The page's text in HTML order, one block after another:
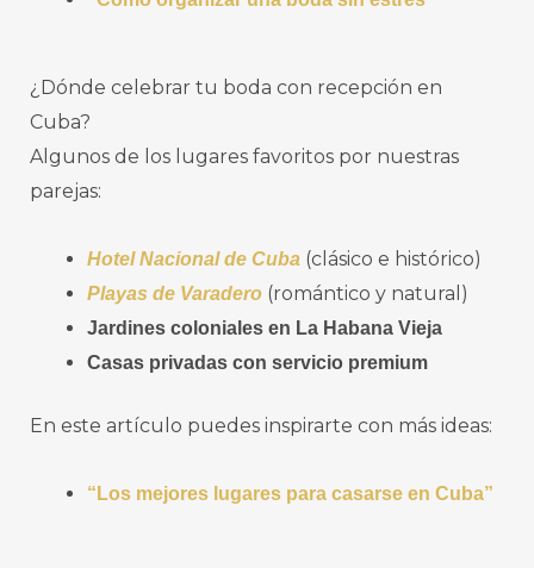
¿Dónde celebrar tu boda con recepción en
Cuba?
Algunos de los lugares favoritos por nuestras
parejas:
Hotel Nacional de Cuba (clásico e histórico)
Playas de Varadero (romántico y natural)
Jardines coloniales en La Habana Vieja
Casas privadas con servicio premium
En este artículo puedes inspirarte con más ideas:
“Los mejores lugares para casarse en Cuba”